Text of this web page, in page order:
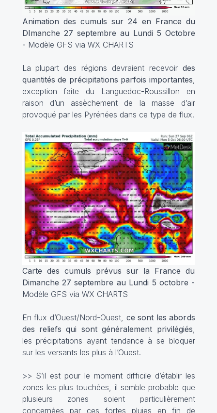
Animation des cumuls sur 24 en France du
DImanche 27 septembre au Lundi 5 Octobre
- Modèle GFS via WX CHARTS
La plupart des régions devraient recevoir des
quantités de précipitations parfois importantes,
exception faite du Languedoc-Roussillon en
raison d’un assèchement de la masse d’air
provoqué par les Pyrénées dans ce type de flux.
Carte des cumuls prévus sur la France du
Dimanche 27 septembre au Lundi 5 octobre -
Modèle GFS via WX CHARTS
En flux d’Ouest/Nord-Ouest, ce sont les abords
des reliefs qui sont généralement privilégiés,
les précipitations ayant tendance à se bloquer
sur les versants les plus à l’Ouest.
>> S’il est pour le moment difficile d’établir les
zones les plus touchées, il semble probable que
plusieurs zones soient particulièrement
concernées par ces fortes pluies en fin de